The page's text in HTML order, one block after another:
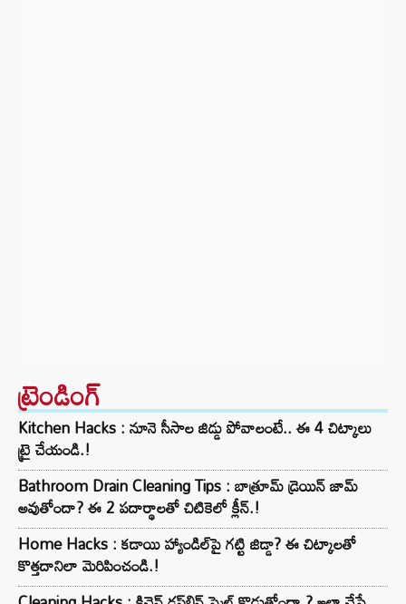
ట్రెండింగ్‌
Kitchen Hacks : నూనె సీసాల జిడ్డు పోవాలంటే.. ఈ 4 చిట్కాలు
ట్రై చేయండి.!
Bathroom Drain Cleaning Tips : బాత్రూమ్ డ్రెయిన్ జామ్
అవుతోందా? ఈ 2 పదార్థాలతో చిటికెలో క్లీన్.!
Home Hacks : కడాయి హ్యాండిల్‌పై గట్టి జిడ్డా? ఈ చిట్కాలతో
కొత్తదానిలా మెరిపించండి.!